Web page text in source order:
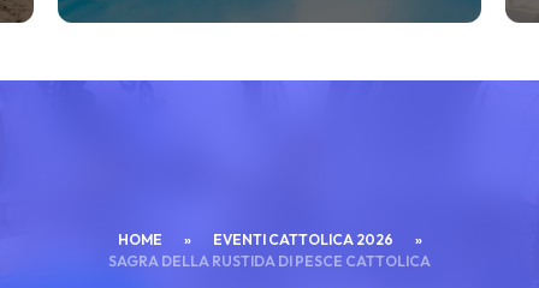
HOME » EVENTI CATTOLICA 2026
»
SAGRA DELLA RUSTIDA DI PESCE CATTOLICA